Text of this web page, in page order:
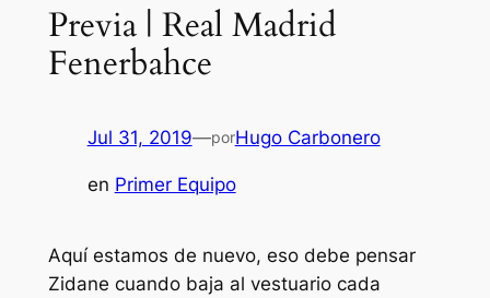
Previa | Real Madrid
Fenerbahce
Jul 31, 2019—porHugo Carbonero
en Primer Equipo
Aquí estamos de nuevo, eso debe pensar
Zidane cuando baja al vestuario cada